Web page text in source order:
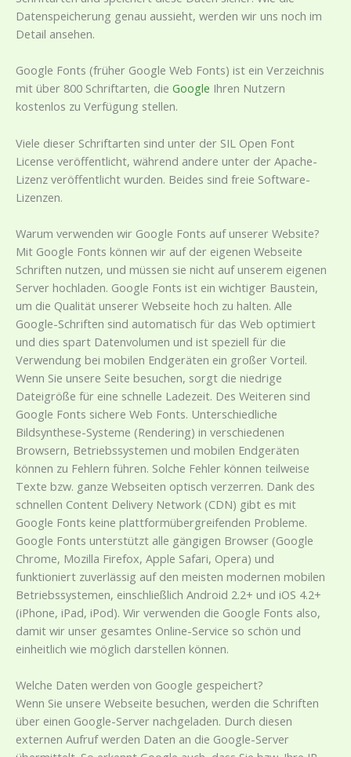
Datenspeicherung genau aussieht, werden wir uns noch im
Detail ansehen.
Google Fonts (früher Google Web Fonts) ist ein Verzeichnis
mit über 800 Schriftarten, die Google Ihren Nutzern
kostenlos zu Verfügung stellen.
Viele dieser Schriftarten sind unter der SIL Open Font
License veröffentlicht, während andere unter der Apache-
Lizenz veröffentlicht wurden. Beides sind freie Software-
Lizenzen.
Warum verwenden wir Google Fonts auf unserer Website?
Mit Google Fonts können wir auf der eigenen Webseite
Schriften nutzen, und müssen sie nicht auf unserem eigenen
Server hochladen. Google Fonts ist ein wichtiger Baustein,
um die Qualität unserer Webseite hoch zu halten. Alle
Google-Schriften sind automatisch für das Web optimiert
und dies spart Datenvolumen und ist speziell für die
Verwendung bei mobilen Endgeräten ein großer Vorteil.
Wenn Sie unsere Seite besuchen, sorgt die niedrige
Dateigröße für eine schnelle Ladezeit. Des Weiteren sind
Google Fonts sichere Web Fonts. Unterschiedliche
Bildsynthese-Systeme (Rendering) in verschiedenen
Browsern, Betriebssystemen und mobilen Endgeräten
können zu Fehlern führen. Solche Fehler können teilweise
Texte bzw. ganze Webseiten optisch verzerren. Dank des
schnellen Content Delivery Network (CDN) gibt es mit
Google Fonts keine plattformübergreifenden Probleme.
Google Fonts unterstützt alle gängigen Browser (Google
Chrome, Mozilla Firefox, Apple Safari, Opera) und
funktioniert zuverlässig auf den meisten modernen mobilen
Betriebssystemen, einschließlich Android 2.2+ und iOS 4.2+
(iPhone, iPad, iPod). Wir verwenden die Google Fonts also,
damit wir unser gesamtes Online-Service so schön und
einheitlich wie möglich darstellen können.
Welche Daten werden von Google gespeichert?
Wenn Sie unsere Webseite besuchen, werden die Schriften
über einen Google-Server nachgeladen. Durch diesen
externen Aufruf werden Daten an die Google-Server